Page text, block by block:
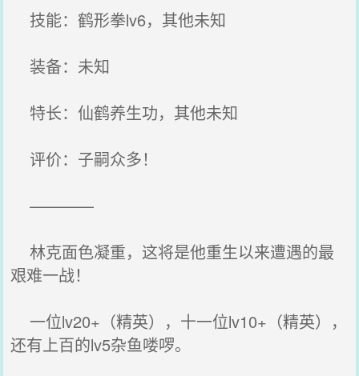
技能：鹤形拳lv6，其他未知
装备：未知
特长：仙鹤养生功，其他未知
评价：子嗣众多！
————
林克面色凝重，这将是他重生以来遭遇的最
艰难一战！
一位lv20+（精英），十一位lv10+（精英），
还有上百的lv5杂鱼喽啰。